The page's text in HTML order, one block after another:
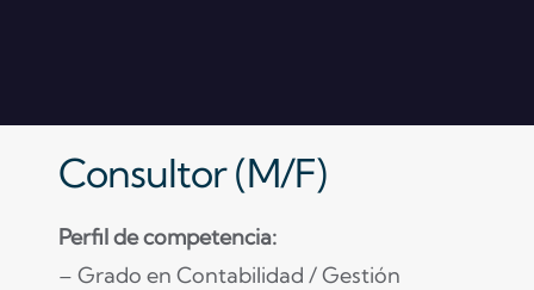
Consultor (M/F)
Perfil de competencia:
– Grado en Contabilidad / Gestión